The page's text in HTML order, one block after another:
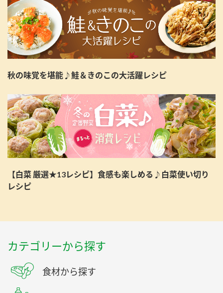
秋の味覚を堪能♪鮭＆きのこの大活躍レシピ
【白菜 厳選★13レシピ】食感も楽しめる♪白菜使い切り
レシピ
カテゴリーから探す
食材から探す